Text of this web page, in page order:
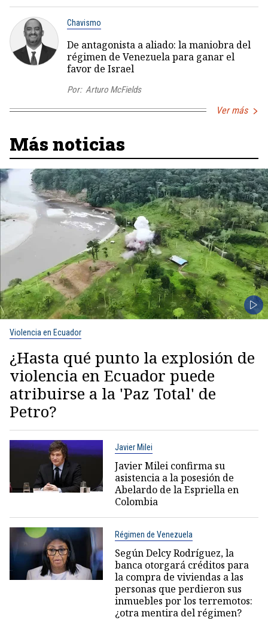
Chavismo
De antagonista a aliado: la maniobra del
régimen de Venezuela para ganar el
favor de Israel
Por: Arturo McFields
Ver más
Más noticias
Violencia en Ecuador
¿Hasta qué punto la explosión de
violencia en Ecuador puede
atribuirse a la 'Paz Total' de
Petro?
Javier Milei
Javier Milei confirma su
asistencia a la posesión de
Abelardo de la Espriella en
Colombia
Régimen de Venezuela
Según Delcy Rodríguez, la
banca otorgará créditos para
la compra de viviendas a las
personas que perdieron sus
inmuebles por los terremotos:
¿otra mentira del régimen?